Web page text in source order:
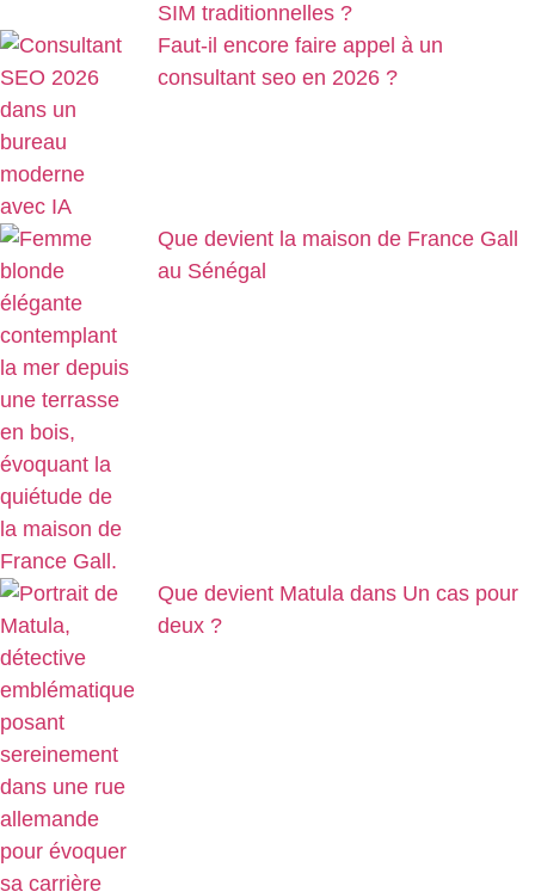
SIM traditionnelles ?
Faut-il encore faire appel à un
consultant seo en 2026 ?
Que devient la maison de France Gall
au Sénégal
Que devient Matula dans Un cas pour
deux ?